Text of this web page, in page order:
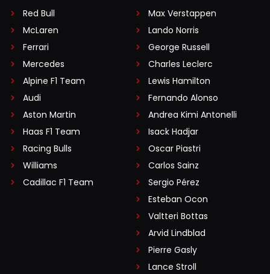
Red Bull
McLaren
Ferrari
Mercedes
Alpine F1 Team
Audi
Aston Martin
Haas F1 Team
Racing Bulls
Williams
Cadillac F1 Team
Max Verstappen
Lando Norris
George Russell
Charles Leclerc
Lewis Hamilton
Fernando Alonso
Andrea Kimi Antonelli
Isack Hadjar
Oscar Piastri
Carlos Sainz
Sergio Pérez
Esteban Ocon
Valtteri Bottas
Arvid Lindblad
Pierre Gasly
Lance Stroll